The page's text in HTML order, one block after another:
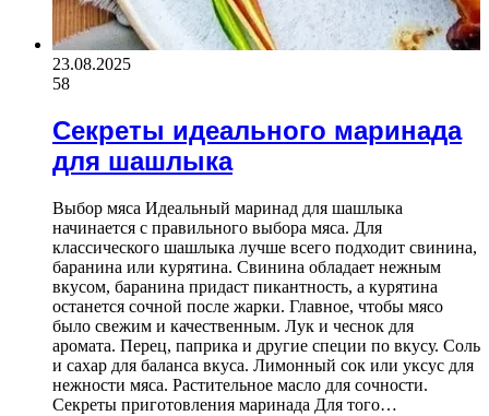
23.08.2025
58
Секреты идеального маринада
для шашлыка
Выбор мяса Идеальный маринад для шашлыка
начинается с правильного выбора мяса. Для
классического шашлыка лучше всего подходит свинина,
баранина или курятина. Свинина обладает нежным
вкусом, баранина придаст пикантность, а курятина
останется сочной после жарки. Главное, чтобы мясо
было свежим и качественным. Лук и чеснок для
аромата. Перец, паприка и другие специи по вкусу. Соль
и сахар для баланса вкуса. Лимонный сок или уксус для
нежности мяса. Растительное масло для сочности.
Секреты приготовления маринада Для того…